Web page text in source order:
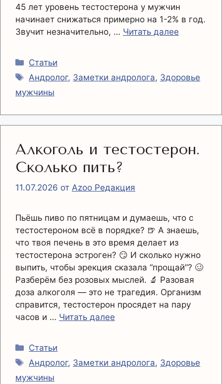
45 лет уровень тестостерона у мужчин
начинает снижаться примерно на 1-2% в год.
Звучит незначительно, … Читать далее
Рубрики
Статьи
Метки
Андролог, Заметки андролога, Здоровье
мужчины
Алкоголь и тестостерон.
Сколько пить?
11.07.2026 от Azoo Редакция
Пьёшь пиво по пятницам и думаешь, что с
тестостероном всё в порядке? 🍺 А знаешь,
что твоя печень в это время делает из
тестостерона эстроген? 😏 И сколько нужно
выпить, чтобы эрекция сказала “прощай”? 🥴
Разберём без розовых мыслей. 🔬 Разовая
доза алкоголя — это не трагедия. Организм
справится, тестостерон просядет на пару
часов и … Читать далее
Рубрики
Статьи
Метки
Андролог, Заметки андролога, Здоровье
мужчины